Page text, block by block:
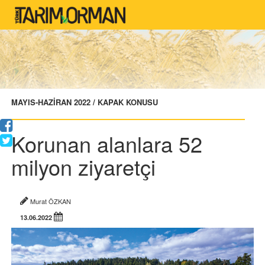
MAYIS-HAZİRAN 2022 / KAPAK KONUSU
Korunan alanlara 52
milyon ziyaretçi
Murat ÖZKAN
13.06.2022